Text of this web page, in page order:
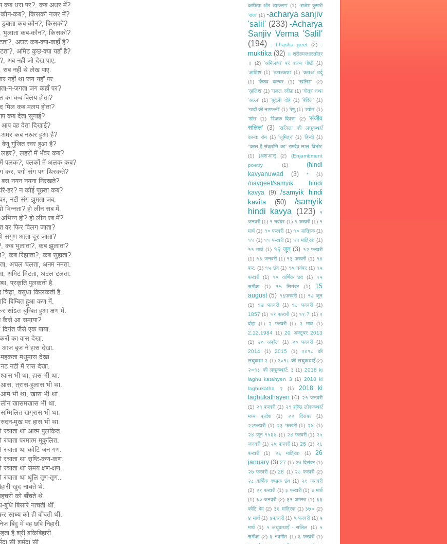
कब धरा पर?, कब अधर में?
कब?, किसकी नजर में?
डुबाता कब-कौन?, किसको?
भुलाता कब-कौन?, किसको?
अघट कब-क्या-कहाँ है?
अमिट कुछ-क्या यहाँ है?
अब नहीं जो देख पाए.
सब नहीं थे लेख पाए.
नहीं था जग यहाँ पर.
न-जगता जग कहाँ पर?
का कब विलय होता?
मिल कब मलय होता?
कब देता सुनाई?
वह देता दिखाई?
अमर कब नश्वर हुआ है?
गुंजित स्वर हुआ है?
लहरों में भँवर कब?
पलक?, पलकों में अलक कब?
कर, पगों संग पग थिरकते?
नयन नयना निरखते?
हर? न कोई पूछता कब?
नटी संग झूमता जब.
भिन्नता? हो लीन सब में.
हो? हो लीन रब में?
वर फिर विलग जाता?
सगुण आता-दूर जाता?
कब भुलाता?, कब झुलाता?
कब रिझाता?, कब सुहाता?
अचल चलता, अनम नमता.
अमिट मिटता, अटल टलता.
प्रकृति पुलकती है.
वसुधा किलकती है.
बिम्बित हुआ कण में.
सांsत चुम्बित हुआ क्षण में.
कैसे आ समाया?
दिगंत जैसे एक पाया.
का वास देखा.
बृज ने हास देखा.
मधुमास देखा.
नटी में रास देखा.
भी था, हास भी था.
त्रास-हुलास भी था.
भी था, खास भी था.
खासमखास भी था.
खग्रास भी था.
मुख पर हास भी था.
रचाता था आत्म पुलकित.
रचाता परमात्म मुकुलित.
रचाता था कोटि जन गण.
रचाता था सृष्टि-कण-कण.
था समय क्षण-क्षण.
रचाता था धूलि तृण-तृण..
खुद नाचते थे.
को बाँचते थे.
बुधि बिसारे नाचती थीं.
साध्य को ही बाँचती थीं.
बिंदु में वह छवि निहारी.
है श्री बांकेबिहारी.
सी शर्मदा सी.
काफ़िया और व्याकरण' (1) -राजेश कुमारी
‘राज‘ (1) -acharya sanjiv
'salil' (233) -Acharya
Sanjiv Verma 'Salil'
(194)
: bhasha geet (2)
muktika (32)
॥ श्रीरामरक्षास्तोत्र
॥
(2) 'अभिलाषा' पर काव्य गोष्ठी (1)
'आतिश' (1) 'उत्तरकथा' (1) 'कत्अ' उर्दू
(1)
'केशव कल्चर (1) 'खलिश'
(2)
’ख़लिश' (1) 'गज़ल रदीफ़ (1) 'गोत्र' तथा
'अल्ल' (1) 'बुंदेली दोहे (1) 'बेदिल' (1)
‘यादों की नागफनी’ (1) 'रेणु (1) 'व्योम' (1)
'शांत' (1) 'शिक्षक दिवस' (2) 'संजीव
सलिल'
(3)
'सलिल' की लघुकथाएँ
कान्ता रॉय (1) 'सुमित्र' (1) ‘हिन्दी (1)
"काल है संक्रांति का" रामदेव लाल 'विभोर'
(1)
(अश'आर) (2)
(Enjambment
poetry
(1)
(hindi
kavyanuwad
(3) * (1)
/navgeet/samyik hindi
kavya
(9)
/samyik hindi
kavita
(50)
/samyik
hindi kavya
(123)
१
जनवरी (1) १ नवंबर (1) १ फरवरी (1) १
मार्च (1) १० फरवरी (1) १० मात्रिक (1)
११ (1) ११ फरवरी (1) ११ मात्रिक (1)
११ मार्च (1) १२ जून (3) १२ फरवरी
(1) १३ जनवरी (1) १३ फरवरी (1) १४
फर. (1) १५ छंद (1) १५ नवंबर (1) १५
फरवरी
(1) १५ वार्णिक छंद (1)
१५
समीक्षा
(1) १५ सितंबर (1)
15
august (5) १६फरवरी (1) १७ जून
(1)
१७ फरवरी (1) १८ फरवरी
(1)
1857 (1) १९ फरवरी (1) १९.7 (1) २
दोहा
(1) २ फरवरी (1) २ मार्च
(1)
2.12.1984 (1) 20 अक्टूबर 2013
(1)
२० अप्रैल (1) २० फरवरी
(1)
2014
(1) 2015 (1)
२०१८ की
लघुकथा २ (1) २०१८ की लघुकथाएँ (2)
२०१८ की लघुकथाएँ: ३ (1) 2018 ki
laghu katahyen 3 (1) 2018 ki
laghukatha २
(1)
2018 ki
laghukathayen (4) २१ जनवरी
(1) २१ फरवरी (1) २१ श्रेष्ठ लोककथाएँ
मध्य प्रदेश
(1) २२ दिसंबर
(1)
२२फरवरी (1) २३ फरवरी (1) २४ (1)
२४ जून १५६४ (1) २४ फरवरी (1) २५
जनवरी (1) २५ फरवरी (1) 26 (1) २६
फरवरी
(1) २६ मात्रिक (1)
26
january (3) 27 (1) २७ दिसंबर (1)
२७ फरवरी (2) 28 (1) २८ फरवरी (2)
२८ वार्णिक दण्डक छंद (1) २९ जनवरी
(2) २९ फरवरी (1) ३ फरवरी (1) ३ मार्च
(1) ३० जनवरी (2) ३१ अगस्त (1) ३३
कोटि देव (2) ३६ मात्रिक (1) ३७० (2)
४ मार्च (1) ४फरवरी (1) ५ फरवरी (1) ५
मार्च (1) ५ लघुकथाएँ - सलिल (1) ५
समीक्षा (2) ६ नवगीत (1) ६ फरवरी (1)